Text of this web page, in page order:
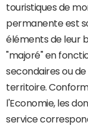
touristiques de
permanente est
éléments de leur
"majoré" en
secondaires ou
territoire.
l'Economie, les
service